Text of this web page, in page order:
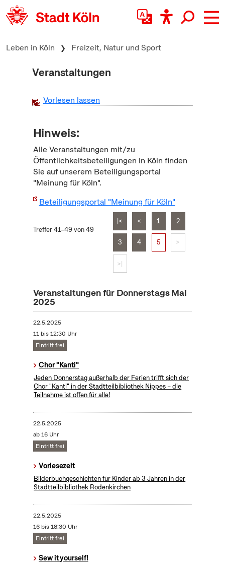
zum Inhalt springen
Leben in Köln Freizeit, Natur und Sport
Veranstaltungen
Vorlesen lassen
Hinweis:
Alle Veranstaltungen mit/zu
Öffentlichkeitsbeteiligungen in Köln finden
Sie auf unserem Beteiligungsportal
"Meinung für Köln".
Beteiligungsportal "Meinung für Köln"
Treffer 41–49 von 49
|< < 1 2
3 4 5 >
>|
Veranstaltungen für Donnerstags Mai
2025
22.5.2025
11 bis 12:30 Uhr
Eintritt frei
Chor "Kanti"
Jeden Donnerstag außerhalb der Ferien trifft sich der
Chor "Kanti" in der Stadtteilbibliothek Nippes – die
Teilnahme ist offen für alle!
22.5.2025
ab 16 Uhr
Eintritt frei
Vorlesezeit
Bilderbuchgeschichten für Kinder ab 3 Jahren in der
Stadtteilbibliothek Rodenkirchen
22.5.2025
16 bis 18:30 Uhr
Eintritt frei
Sew it yourself!